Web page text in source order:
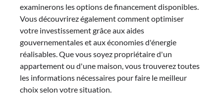
examinerons les options de financement disponibles.
Vous découvrirez également comment optimiser
votre investissement grâce aux aides
gouvernementales et aux économies d'énergie
réalisables. Que vous soyez propriétaire d'un
appartement ou d'une maison, vous trouverez toutes
les informations nécessaires pour faire le meilleur
choix selon votre situation.